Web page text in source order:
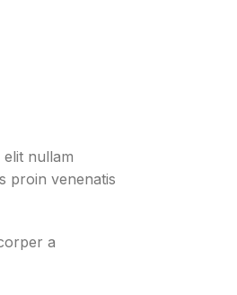
nullam
proin venenatis
a